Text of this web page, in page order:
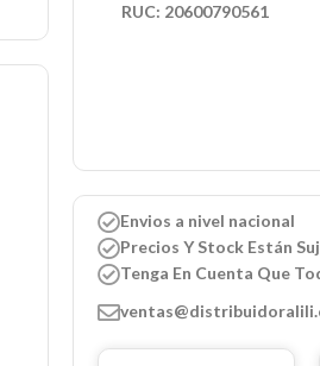
RUC: 20600790561
Envios a nivel nacional
Precios Y Stock Están
Tenga En Cuenta Que